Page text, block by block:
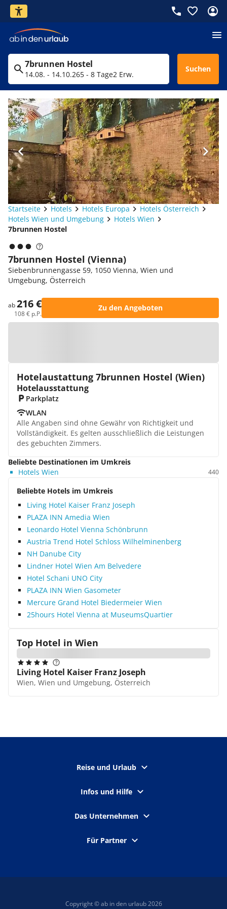
7brunnen Hostel
14.08. - 14.10.265 - 8 Tage2 Erw.
Suchen
Startseite Hotels Hotels Europa
Hotels Österreich
Hotels Wien und Umgebung
Hotels Wien
7brunnen Hostel
7brunnen Hostel (Vienna)
Siebenbrunnengasse 59, 1050 Vienna, Wien und
Umgebung, Österreich
ab216 €
108 € p.P.
Zu den Angeboten
Hotelaustattung 7brunnen Hostel (Wien)
Hotelausstattung
Parkplatz
WLAN
Alle Angaben sind ohne Gewähr von Richtigkeit und
Vollständigkeit. Es gelten ausschließlich die Leistungen
des gebuchten Zimmers.
Beliebte Destinationen im Umkreis
Hotels Wien
440
Beliebte Hotels im Umkreis
Living Hotel Kaiser Franz Joseph
PLAZA INN Amedia Wien
Leonardo Hotel Vienna Schönbrunn
Austria Trend Hotel Schloss Wilhelminenberg
NH Danube City
Lindner Hotel Wien Am Belvedere
Hotel Schani UNO City
PLAZA INN Wien Gasometer
Mercure Grand Hotel Biedermeier Wien
25hours Hotel Vienna at MuseumsQuartier
Top Hotel in Wien
Living Hotel Kaiser Franz Joseph
Wien, Wien und Umgebung, Österreich
Reise und Urlaub
Infos und Hilfe
Das Unternehmen
Für Partner
Copyright © ab in den urlaub 2026